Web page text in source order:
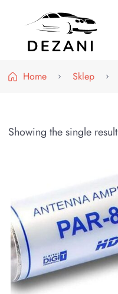
Home Sklep
Showing the single result